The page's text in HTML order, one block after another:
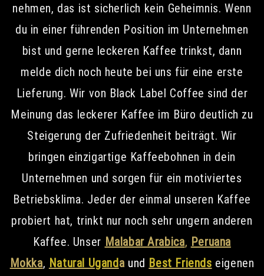
nehmen, das ist sicherlich kein Geheimnis. Wenn
du in einer führenden Position im Unternehmen
bist und gerne leckeren Kaffee trinkst, dann
melde dich noch heute bei uns für eine erste
Lieferung. Wir von Black Label Coffee sind der
Meinung das leckerer Kaffee im Büro deutlich zu
Steigerung der Zufriedenheit beiträgt. Wir
bringen einzigartige Kaffeebohnen in dein
Unternehmen und sorgen für ein motiviertes
Betriebsklima. Jeder der einmal unseren Kaffee
probiert hat, trinkt nur noch sehr ungern anderen
Kaffee. Unser Malabar Arabica, Peruana
Mokka, Natural Uganda und Best Friends eigenen